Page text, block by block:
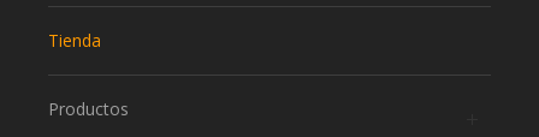
Tienda
Productos